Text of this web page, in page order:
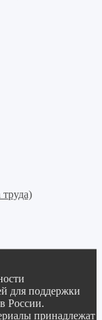
для поддержки
России.
принадлежат